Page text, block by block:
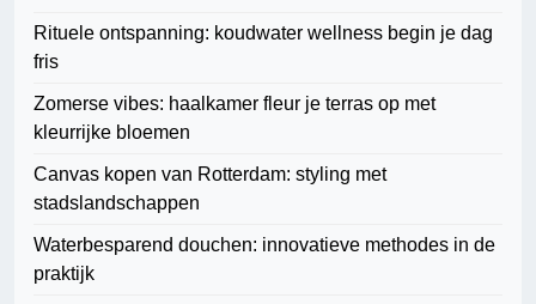
Rituele ontspanning: koudwater wellness begin je dag
fris
Zomerse vibes: haalkamer fleur je terras op met
kleurrijke bloemen
Canvas kopen van Rotterdam: styling met
stadslandschappen
Waterbesparend douchen: innovatieve methodes in de
praktijk